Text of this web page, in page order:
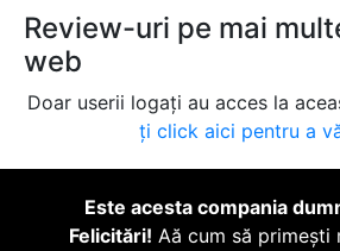
Review-uri pe mai
web
Doar userii logați au acces la
ți click aici pentru a
Este acesta compania
Felicitări! Aă cum să primești